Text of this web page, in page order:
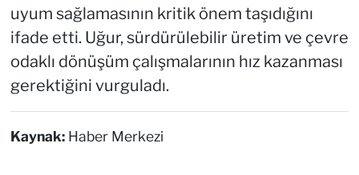
uyum sağlamasının kritik önem taşıdığını
ifade etti. Uğur, sürdürülebilir üretim ve çevre
odaklı dönüşüm çalışmalarının hız kazanması
gerektiğini vurguladı.
Kaynak: Haber Merkezi